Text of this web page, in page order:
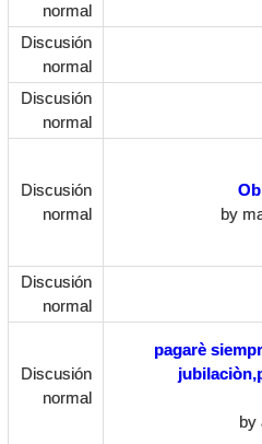
normal
Discusión
normal
Discusión
normal
Discusión
normal
by
Discusión
normal
Discusión
normal
pagarè
by